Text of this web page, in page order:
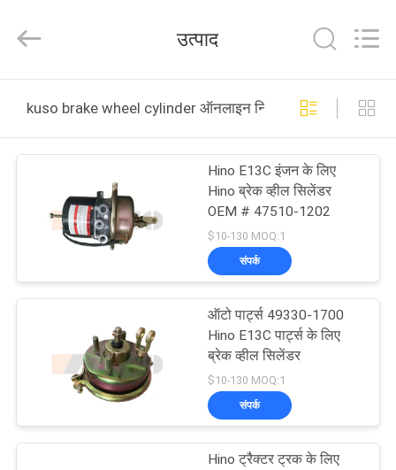
उत्पादों
भ्रमण
नियंत्रण
Reserved.
उत्पाद
kuso brake wheel cylinder ऑनलाइन निर्माण
Hino E13C इंजन के लिए
Hino ब्रेक व्हील सिलेंडर
OEM # 47510-1202
$10-130 MOQ:1
संपर्क
ऑटो पार्ट्स 49330-1700
Hino E13C पार्ट्स के लिए
ब्रेक व्हील सिलेंडर
$10-130 MOQ:1
संपर्क
Hino ट्रैक्टर ट्रक के लिए